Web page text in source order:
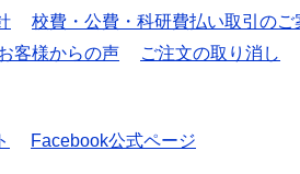
校費・公費・科研費払い取引のご
客様からの声 ご注文の取り消し
Facebook公式ページ